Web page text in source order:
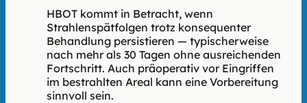
HBOT kommt in Betracht, wenn
Strahlenspätfolgen trotz konsequenter
Behandlung persistieren — typischerweise
nach mehr als 30 Tagen ohne ausreichenden
Fortschritt. Auch präoperativ vor Eingriffen
im bestrahlten Areal kann eine Vorbereitung
sinnvoll sein.